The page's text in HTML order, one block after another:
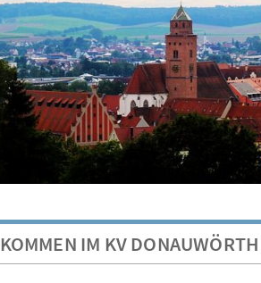
IM KV DONAUWÖRTH